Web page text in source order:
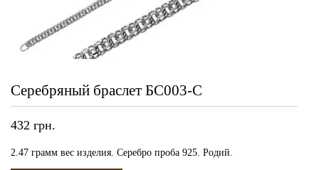
Серебряный браслет БС003-С
432 грн.
2.47 грамм вес изделия. Серебро проба 925. Родий.